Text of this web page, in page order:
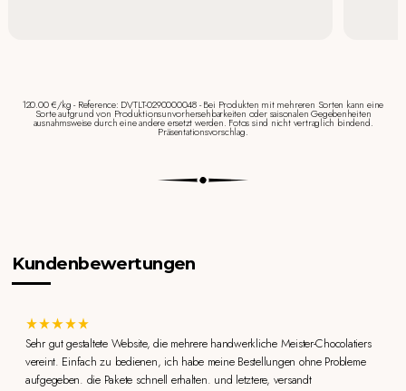
120.00 €/kg - Reference: DVTLT-0290000048 - Bei Produkten mit mehreren Sorten kann eine
Sorte aufgrund von Produktionsunvorhersehbarkeiten oder saisonalen Gegebenheiten
ausnahmsweise durch eine andere ersetzt werden. Fotos sind nicht vertraglich bindend.
Präsentationsvorschlag.
Kundenbewertungen
Sehr gut gestaltete Website, die mehrere handwerkliche Meister-Chocolatiers
vereint. Einfach zu bedienen, ich habe meine Bestellungen ohne Probleme
aufgegeben. die Pakete schnell erhalten. und letztere, versandt